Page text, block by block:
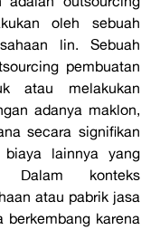
oleh sebuah
lin. Sebuah
pembuatan
atau melakukan
adanya maklon,
secara signifikan
lainnya yang
Dalam konteks
atau pabrik jasa
berkembang karena